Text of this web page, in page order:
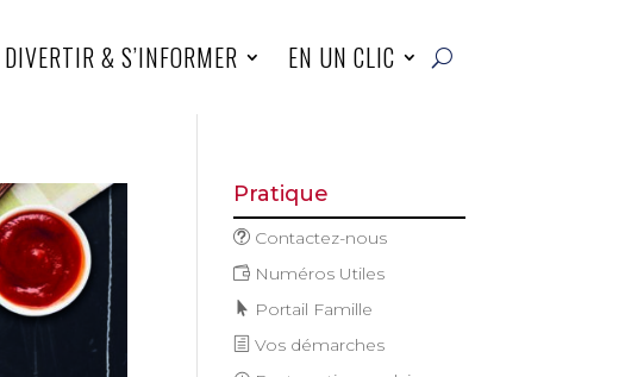
& S’INFORMER EN UN CLIC
Pratique
Contactez-nous
Numéros Utiles
Portail Famille
Vos démarches